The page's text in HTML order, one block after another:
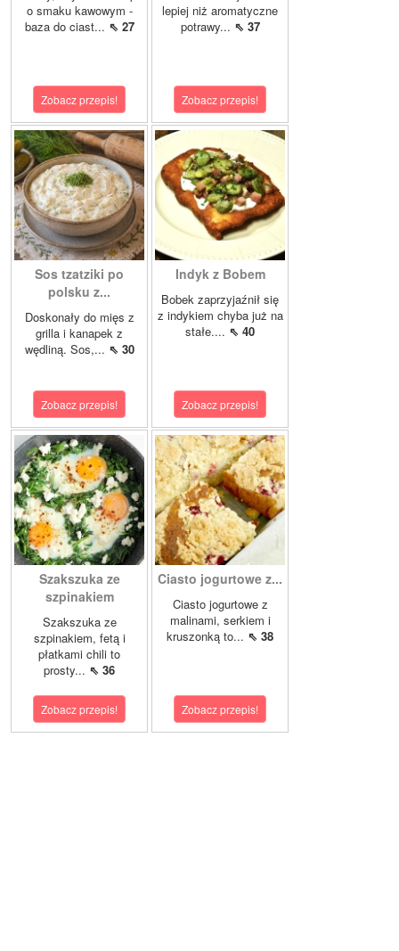
o smaku kawowym -
baza do ciast... ⇖ 27
Zobacz przepis!
lepiej niż aromatyczne
potrawy... ⇖ 37
Zobacz przepis!
Sos tzatziki po
polsku z...
Doskonały do mięs z
grilla i kanapek z
wędliną. Sos,... ⇖ 30
Zobacz przepis!
Indyk z Bobem
Bobek zaprzyjaźnił się
z indykiem chyba już na
stałe.... ⇖ 40
Zobacz przepis!
Szakszuka ze
szpinakiem
Szakszuka ze
szpinakiem, fetą i
płatkami chili to
prosty... ⇖ 36
Zobacz przepis!
Ciasto jogurtowe z...
Ciasto jogurtowe z
malinami, serkiem i
kruszonką to... ⇖ 38
Zobacz przepis!